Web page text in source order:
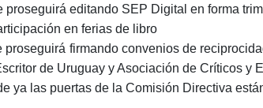
proseguirá editando SEP Digital en forma
en ferias de libro
proseguirá firmando convenios de
de Uruguay y Asociación de Críticos y
ya las puertas de la Comisión Directiva